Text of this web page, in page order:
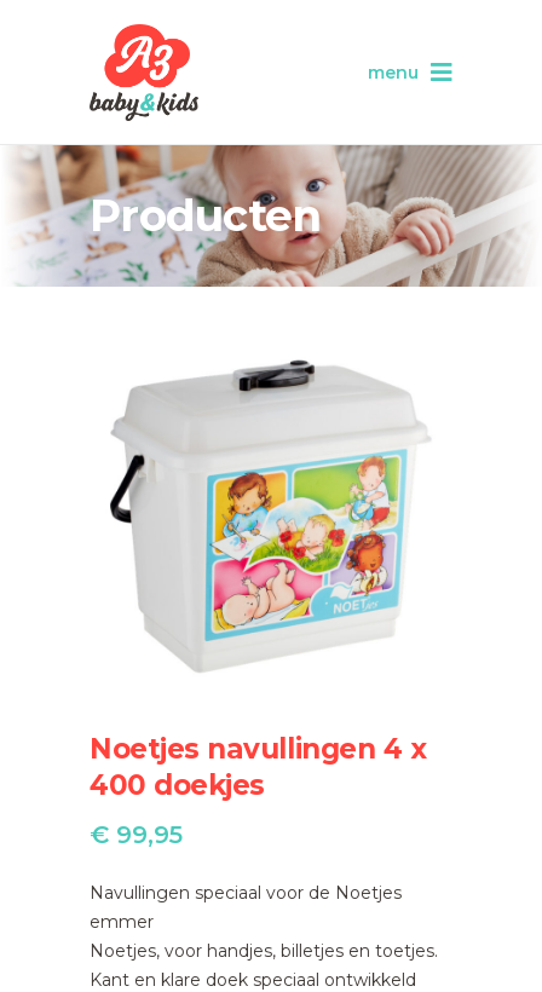
menu
Producten
Noetjes navullingen 4 x
400 doekjes
€ 99,95
Navullingen speciaal voor de Noetjes
emmer
Noetjes, voor handjes, billetjes en toetjes.
Kant en klare doek speciaal ontwikkeld